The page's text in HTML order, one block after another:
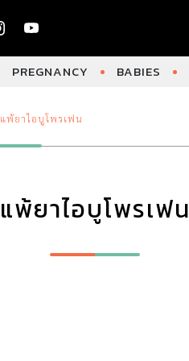
PREGNANCY BABIES
แพ้ยาไอบูโพรเฟน
แพ้ยาไอบูโพรเฟน